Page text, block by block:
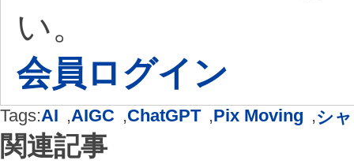
い。
会員ログイン
Tags:AI ,AIGC ,ChatGPT ,Pix Moving ,シ
関連記事